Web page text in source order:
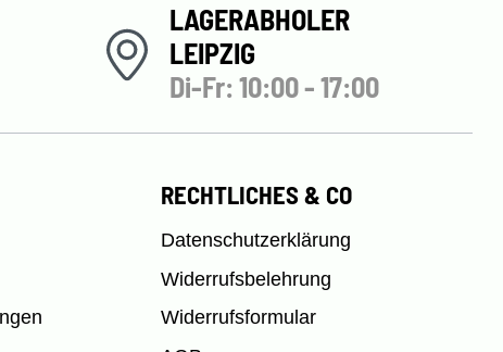
LAGERABHOLER
LEIPZIG
Di-Fr: 10:00 - 17:00
RECHTLICHES & CO
Datenschutzerklärung
Widerrufsbelehrung
Widerrufsformular